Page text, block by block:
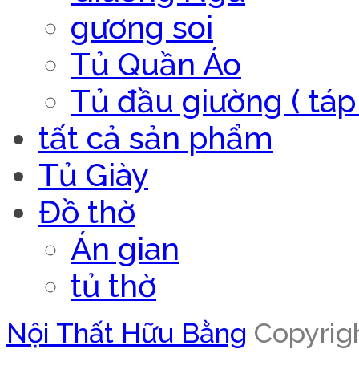
gương soi
Tủ Quần Áo
Tủ đầu giường (
tất cả sản phẩm
Tủ Giày
Đồ thờ
Án gian
tủ thờ
Nội Thất Hữu Bằng